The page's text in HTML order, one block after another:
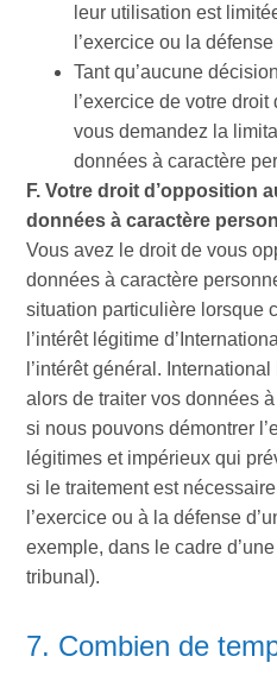
leur utilisation est
l’exercice ou la
Tant qu’aucune
l’exercice de votre
vous demandez la
données à caractère
F. Votre droit d’opposition
données à caractère
Vous avez le droit de vous
données à caractère
situation particulière lorsque
l’intérêt légitime
l’intérêt général.
alors de traiter vos données
si nous pouvons démontrer
légitimes et impérieux qui
si le traitement est
l’exercice ou à la défense
exemple, dans le cadre
tribunal).
7. Combien de